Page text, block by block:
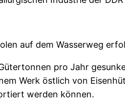
auf dem Wasserweg
pro Jahr
Werk östlich von
werden können.